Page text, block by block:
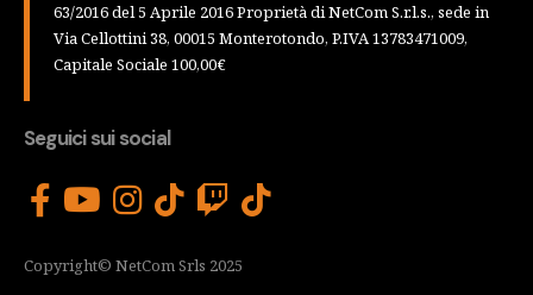
63/2016 del 5 Aprile 2016 Proprietà di NetCom S.r.l.s., sede in
Via Cellottini 38, 00015 Monterotondo, P.IVA 13783471009,
Capitale Sociale 100,00€
Seguici sui social
Copyright© NetCom Srls 2025